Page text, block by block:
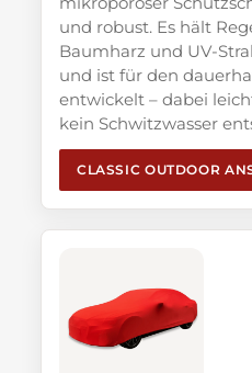
und robust. Es hält
Baumharz und UV-
und ist für den
entwickelt – dabei
kein Schwitzwasser
CLASSIC OUTDOOR